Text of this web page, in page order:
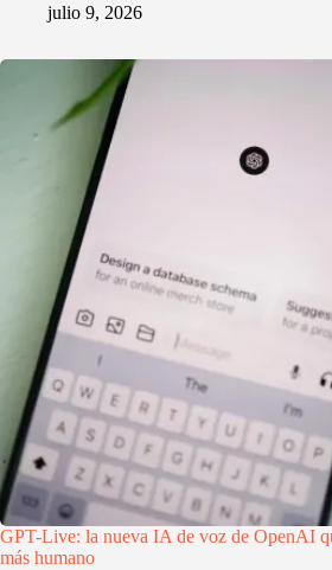
julio 9, 2026
GPT-Live: la nueva IA de voz de OpenAI
más humano